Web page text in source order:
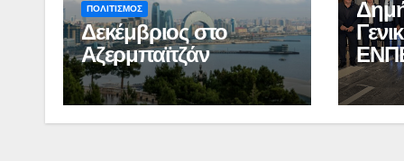
ΠΟΛΙΤΙΣΜΟΣ
Δεκέμβριος στο
Αζερμπαϊτζάν